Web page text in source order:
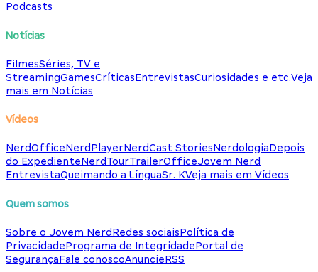
Podcasts
Notícias
FilmesSéries, TV e
StreamingGamesCríticasEntrevistasCuriosidades e etc.Veja
mais em Notícias
Vídeos
NerdOfficeNerdPlayerNerdCast StoriesNerdologiaDepois
do ExpedienteNerdTourTrailerOfficeJovem Nerd
EntrevistaQueimando a LínguaSr. KVeja mais em Vídeos
Quem somos
Sobre o Jovem NerdRedes sociaisPolítica de
PrivacidadePrograma de IntegridadePortal de
SegurançaFale conoscoAnuncieRSS